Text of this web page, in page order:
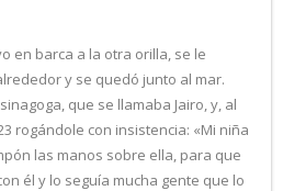
en barca a la otra orilla, se le
y se quedó junto al mar.
que se llamaba Jairo, y, al
rogándole con insistencia: «Mi niña
las manos sobre ella, para que
él y lo seguía mucha gente que lo